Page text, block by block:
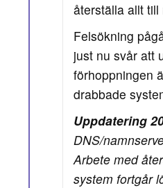
återställa allt till
Felsökning
just nu svår att
förhoppningen
drabbade
Uppdatering
DNS/
Arbete med
system fortgår